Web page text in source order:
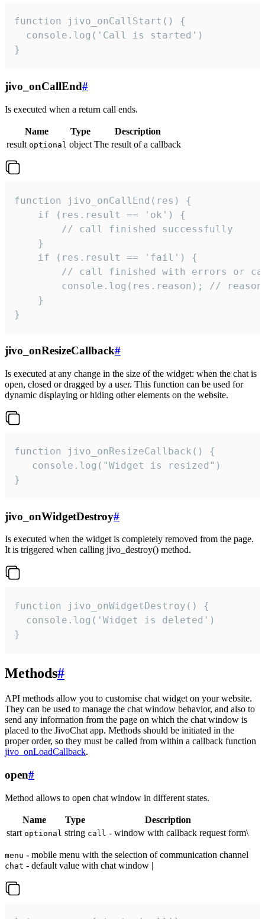
function jivo_onCallStart() {
  console.log('Call is started')
}
jivo_onCallEnd#
Is executed when a return call ends.
Name Type
Description
result optional object The result of a callback
function jivo_onCallEnd(res) {
    if (res.result == 'ok') {
        // call finished successfully
    }
    if (res.result == 'fail') {
// call finished with errors or
console.log(res.reason); //
    }
}
jivo_onResizeCallback#
Is executed at any change in the size of the widget: when the chat is
open, closed or dragged by a user. This function can be used for
dynamic displaying or hiding other elements on the website.
function jivo_onResizeCallback() {
   console.log("Widget is resized")
}
jivo_onWidgetDestroy#
Is executed when the widget is completely removed from the page.
It is triggered when calling jivo_destroy() method.
function jivo_onWidgetDestroy() {
  console.log('Widget is deleted')
}
Methods#
API methods allow you to customise chat widget on your website.
They can be used to manage the chat window behavior, and also to
send any information from the page on which the chat window is
placed to the JivoChat app. Methods should be initiated in the
proper order, so they must be called from within a callback function
jivo_onLoadCallback.
open#
Method allows to open chat window in different states.
Name Type
Description
start optional string call - window with callback request form\
menu - mobile menu with the selection of communication channel
chat - default value with chat window |